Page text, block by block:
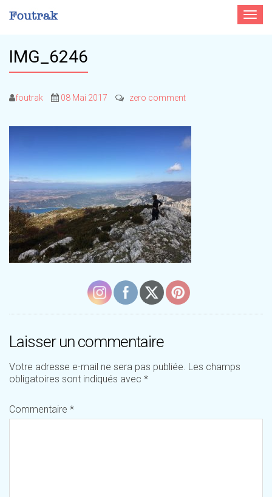
Toggle
IMG_6246
foutrak 08 Mai 2017 zero comment
Laisser un commentaire
Votre adresse e-mail ne sera pas publiée. Les champs
obligatoires sont indiqués avec *
Commentaire *